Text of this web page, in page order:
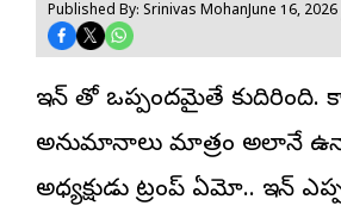
Published By: Srinivas MohanJune 16,
ఇరాన్ తో ఒప్పందమైతే కుదిరింది.
అనుమానాలు మాత్రం అలానే
అధ్యక్షుడు ట్రంప్ ఏమో.. ఇరాన్